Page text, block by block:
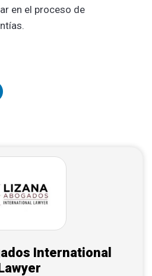
en el proceso de
International